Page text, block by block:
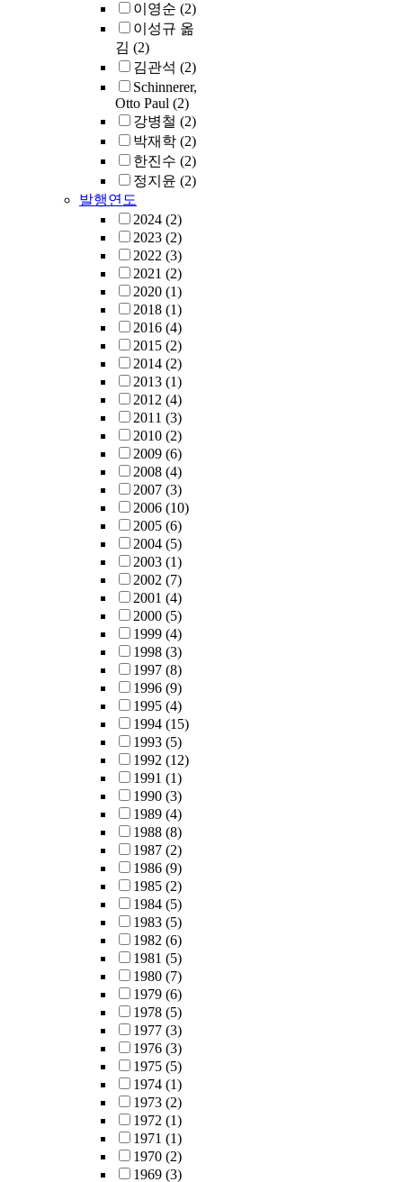
이영순 (2)
이성규 옮
김 (2)
김관석 (2)
Schinnerer,
Otto Paul (2)
강병철 (2)
박재학 (2)
한진수 (2)
정지윤 (2)
발행연도
2024 (2)
2023 (2)
2022 (3)
2021 (2)
2020 (1)
2018 (1)
2016 (4)
2015 (2)
2014 (2)
2013 (1)
2012 (4)
2011 (3)
2010 (2)
2009 (6)
2008 (4)
2007 (3)
2006 (10)
2005 (6)
2004 (5)
2003 (1)
2002 (7)
2001 (4)
2000 (5)
1999 (4)
1998 (3)
1997 (8)
1996 (9)
1995 (4)
1994 (15)
1993 (5)
1992 (12)
1991 (1)
1990 (3)
1989 (4)
1988 (8)
1987 (2)
1986 (9)
1985 (2)
1984 (5)
1983 (5)
1982 (6)
1981 (5)
1980 (7)
1979 (6)
1978 (5)
1977 (3)
1976 (3)
1975 (5)
1974 (1)
1973 (2)
1972 (1)
1971 (1)
1970 (2)
1969 (3)